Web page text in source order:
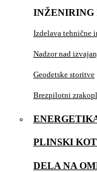
INŽENIRING
Izdelava tehnične
Nadzor nad
Geodetske storitve
Brezpilotni
PLINSKI
DELA NA